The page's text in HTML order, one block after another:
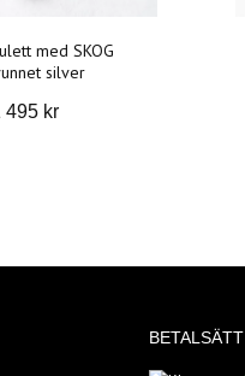
med SKOG
silver
495 kr
BETALSÄTT